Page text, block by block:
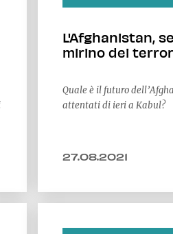
L'Afghanistan,
mirino dei
Quale è il futuro
attentati di ieri a Kabul?
27.08.2021